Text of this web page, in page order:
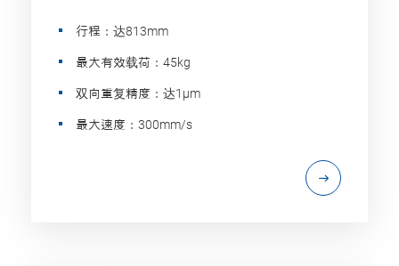
行程：达813mm
最大有效载荷：45kg
双向重复精度：达1µm
最大速度：300mm/s